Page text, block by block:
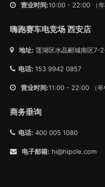
营业时间:10:00 - 22:00 （年
嗨跑赛车电竞场 西安店
地址: 莲湖区水晶郦城南区7-
电话: 153 9942 0857
营业时间:11:00 - 22:00 （年
商务垂询
电话: 400 005 1080
电子邮箱: hi@hipole.com